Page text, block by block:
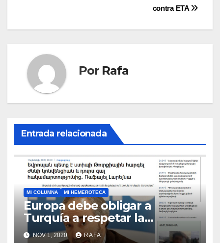
contra ETA
Por Rafa
Entrada relacionada
MI COLUMNA MI HEMEROTECA
Europa debe obligar a
Turquí­a a respetar la
Convención de la ONU y
NOV 1, 2020 RAFA